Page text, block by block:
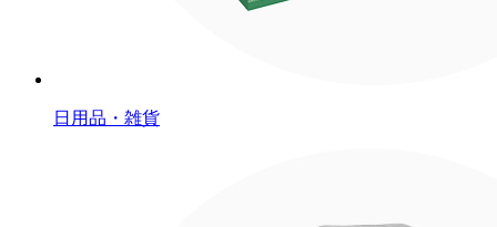
日用品・雑貨